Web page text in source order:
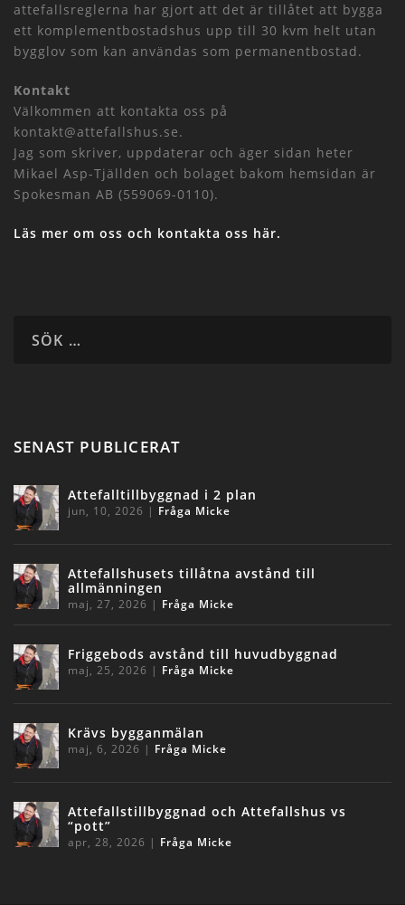
attefallsreglerna har gjort att det är tillåtet att bygga
ett komplementbostadshus upp till 30 kvm helt utan
bygglov som kan användas som permanentbostad.
Kontakt
Välkommen att kontakta oss på
kontakt@attefallshus.se.
Jag som skriver, uppdaterar och äger sidan heter
Mikael Asp-Tjällden och bolaget bakom hemsidan är
Spokesman AB (559069-0110).
Läs mer om oss och kontakta oss här.
SENAST PUBLICERAT
Attefalltillbyggnad i 2 plan
jun, 10, 2026 | Fråga Micke
Attefallshusets tillåtna avstånd till
allmänningen
maj, 27, 2026 | Fråga Micke
Friggebods avstånd till huvudbyggnad
maj, 25, 2026 | Fråga Micke
Krävs bygganmälan
maj, 6, 2026 | Fråga Micke
Attefallstillbyggnad och Attefallshus vs
“pott”
apr, 28, 2026 | Fråga Micke